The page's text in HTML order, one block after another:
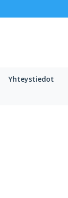
Yhteystiedot